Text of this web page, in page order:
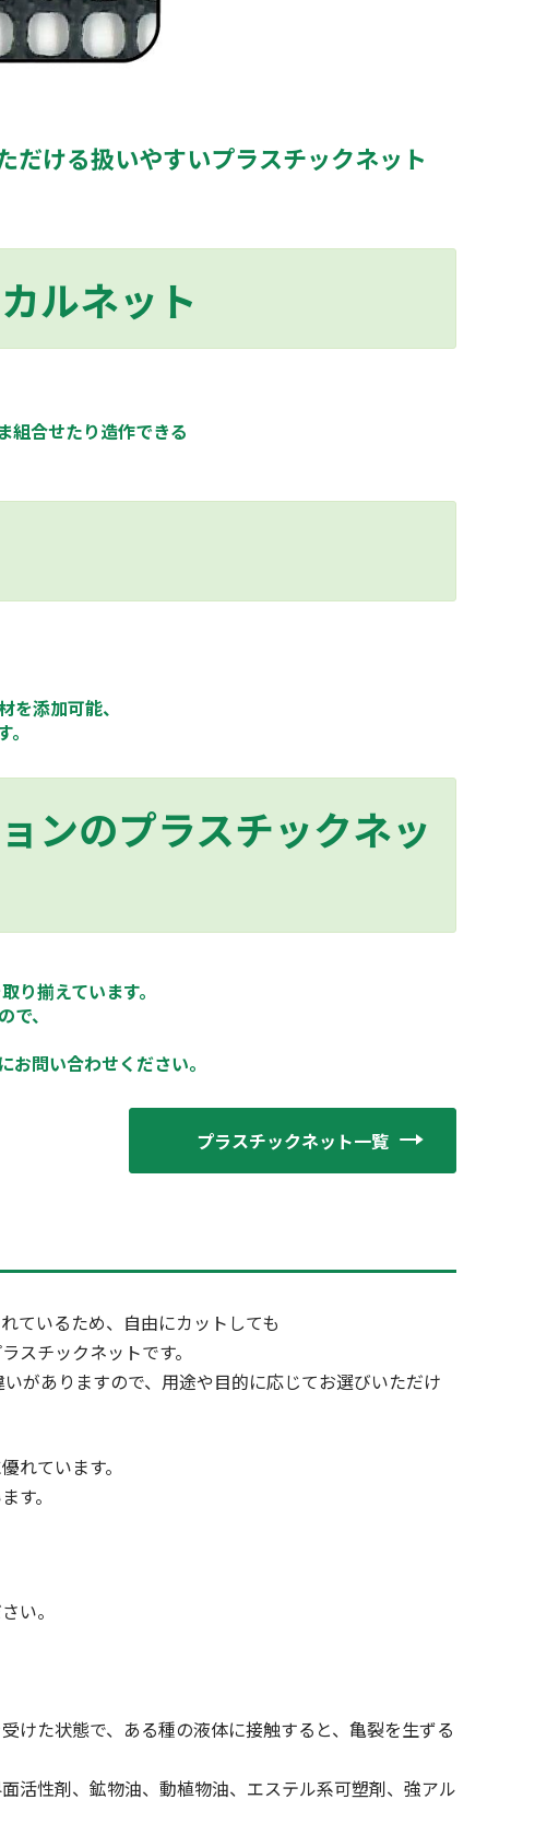
だける扱いやすいプラスチックネット
ルネット
組合せたり造作できる
添加可能、
ンのプラスチックネッ
り揃えています。
、
お問い合わせください。
プラスチックネット一覧
ているため、自由にカットしても
スチックネットです。
がありますので、用途や目的に応じてお選びいただけ
れています。
す。
い。
けた状態で、ある種の液体に接触すると、亀裂を生ずる
活性剤、鉱物油、動植物油、エステル系可塑剤、強アル